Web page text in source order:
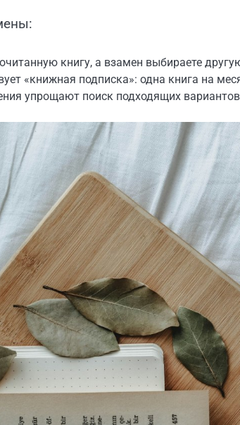
книгу, а взамен выбираете
«книжная подписка»: одна книга на
упрощают поиск подходящих